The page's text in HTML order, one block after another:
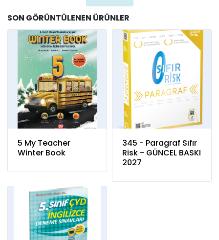
SON GÖRÜNTÜLENEN ÜRÜNLER
5 My Teacher
Winter Book
345 - Paragraf Sıfır
Risk - GÜNCEL BASKI
2027